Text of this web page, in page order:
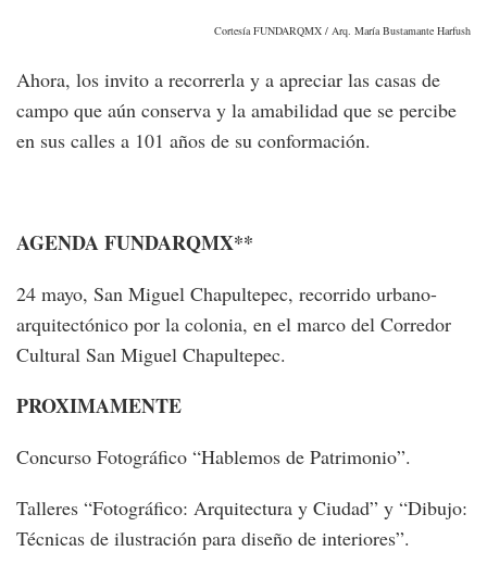
Cortesía FUNDARQMX / Arq. María Bustamante Harfush
Ahora, los invito a recorrerla y a apreciar las casas de
campo que aún conserva y la amabilidad que se percibe
en sus calles a 101 años de su conformación.
AGENDA FUNDARQMX**
24 mayo, San Miguel Chapultepec, recorrido urbano-
arquitectónico por la colonia, en el marco del Corredor
Cultural San Miguel Chapultepec.
PROXIMAMENTE
Concurso Fotográfico “Hablemos de Patrimonio”.
Talleres “Fotográfico: Arquitectura y Ciudad” y “Dibujo:
Técnicas de ilustración para diseño de interiores”.